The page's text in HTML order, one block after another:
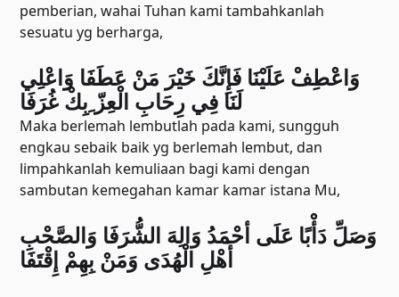
pemberian, wahai Tuhan kami tambahkanlah
sesuatu yg berharga,
ﻭَﺍﻋْﻄِﻒْ ﻋَﻠَﻴْﻨَﺎ ﻓَﺈِﻧَّﻚَ ﺧَﻴْﺮَ ﻣَﻦْ ﻋَﻄَﻔَﺎ ﻭَﺍﻋْﻠِﻲ
ﻟَﻨَﺎ ﻓِﻲ ﺭِﺣَﺎﺏِ ﺍﻟْﻌِﺰّ ِﺑِﻚْ ﻏُﺮَﻓَﺎ
Maka berlemah lembutlah pada kami, sungguh
engkau sebaik baik yg berlemah lembut, dan
limpahkanlah kemuliaan bagi kami dengan
sambutan kemegahan kamar kamar istana Mu,
ﻭَﺻَﻞِّ ﺩَﺃْﺑًﺎ ﻋَﻠَﻰ ﺃﺣْﻤَﺪُ ﻭَﺍﻟِﻪَ ﺍﻟﺸُّﺮَﻓَﺎ ﻭَﺍﻟﺼَّﺤْﺐِ
ﺃَﻫْﻞِ ﺍﻟْﻬُﺪَﻯ ﻭَﻣَﻦْ ﺑِﻬِﻢْ ﺇِﻗْﺘَﻔَﺎ